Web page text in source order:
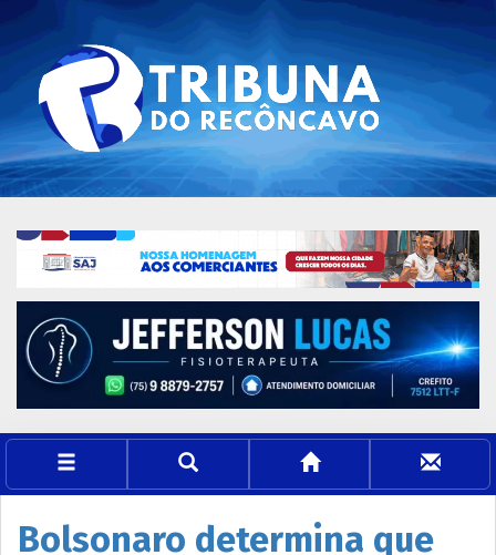
Bolsonaro determina que